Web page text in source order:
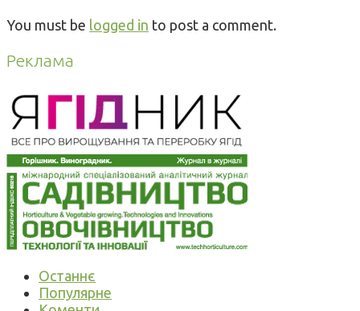
You must be logged in to post a comment.
Реклама
Останнє
Популярне